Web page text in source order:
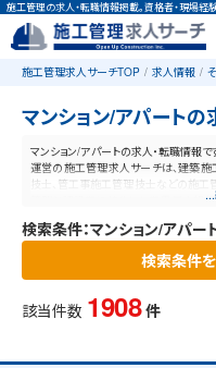
施工管理の求人・転職情報掲載。資格者・現場経
施工管理求人サーチTOP 求人情報
マンション/アパートの
マンション/アパートの求人・転職情報で
運営の施工管理求人サーチは、建築
技士、管工事施工管理技士などの施工
管理と建設業に特化した業界最大規模
検索条件：マンション/アパー
検索条件
該当件数 1908 件